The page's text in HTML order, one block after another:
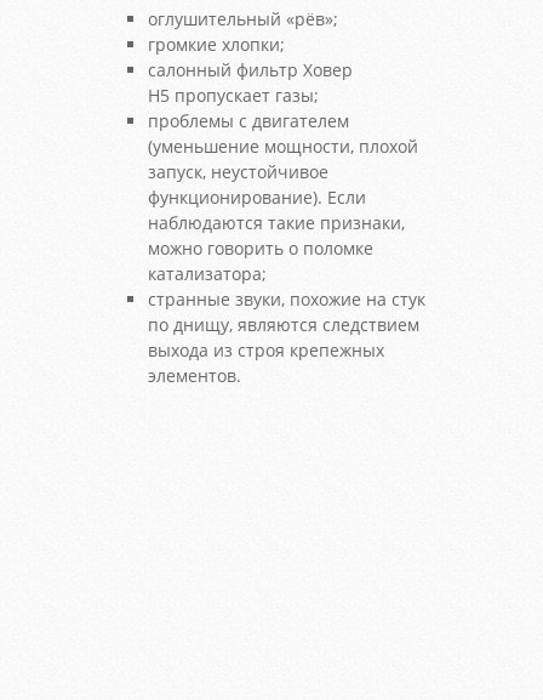
оглушительный «рёв»;
громкие хлопки;
салонный фильтр Ховер
Н5 пропускает газы;
проблемы с двигателем
(уменьшение мощности, плохой
запуск, неустойчивое
функционирование). Если
наблюдаются такие признаки,
можно говорить о поломке
катализатора;
странные звуки, похожие на стук
по днищу, являются следствием
выхода из строя крепежных
элементов.